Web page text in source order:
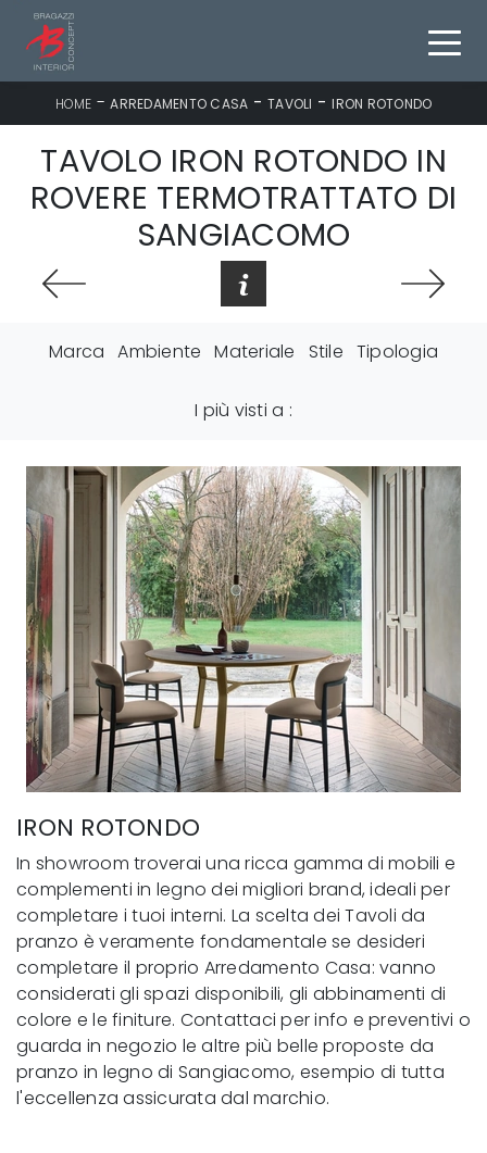
HOME -ARREDAMENTO CASA -TAVOLI -IRON ROTONDO
TAVOLO IRON ROTONDO IN
ROVERE TERMOTRATTATO DI
SANGIACOMO
Marca Ambiente Materiale Stile Tipologia
I più visti a :
IRON ROTONDO
In showroom troverai una ricca gamma di mobili e
complementi in legno dei migliori brand, ideali per
completare i tuoi interni. La scelta dei Tavoli da
pranzo è veramente fondamentale se desideri
completare il proprio Arredamento Casa: vanno
considerati gli spazi disponibili, gli abbinamenti di
colore e le finiture. Contattaci per info e preventivi o
guarda in negozio le altre più belle proposte da
pranzo in legno di Sangiacomo, esempio di tutta
l'eccellenza assicurata dal marchio.